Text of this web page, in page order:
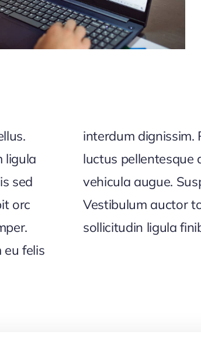
ligula
sed
orc
eu felis
vel
sollicitudin ligula